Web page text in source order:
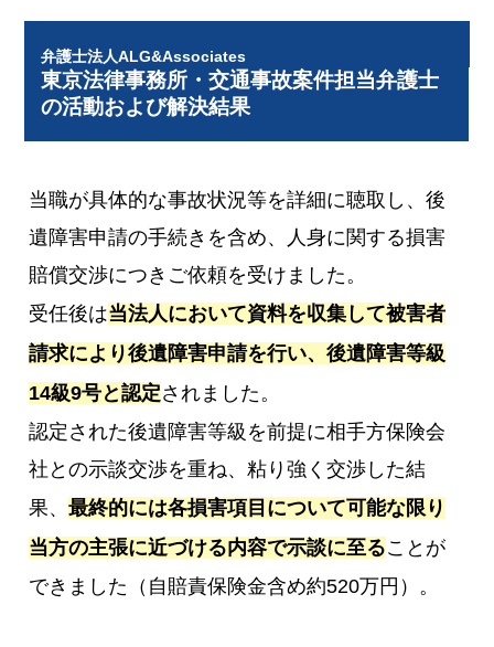
弁護士法人ALG&Associates
東京法律事務所・交通事故案件担当弁護士
の活動および解決結果
当職が具体的な事故状況等を詳細に聴取し、後
遺障害申請の手続きを含め、人身に関する損害
賠償交渉につきご依頼を受けました。
受任後は当法人において資料を収集して被害者
請求により後遺障害申請を行い、後遺障害等級
14級9号と認定されました。
認定された後遺障害等級を前提に相手方保険会
社との示談交渉を重ね、粘り強く交渉した結
果、最終的には各損害項目について可能な限り
当方の主張に近づける内容で示談に至ることが
できました（自賠責保険金含め約520万円）。